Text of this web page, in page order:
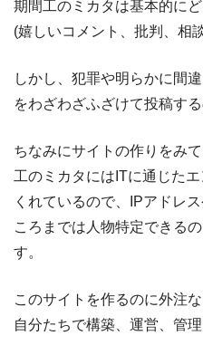
期間工のミカタは基本的に
(嬉しいコメント、批判、相
しかし、犯罪や明らかに間
をわざわざふざけて投稿す
ちなみにサイトの作りをみ
工のミカタにはITに通じた
くれているので、IPアドレ
ころまでは人物特定できる
す。
このサイトを作るのに外注
自分たちで構築、運営、管理